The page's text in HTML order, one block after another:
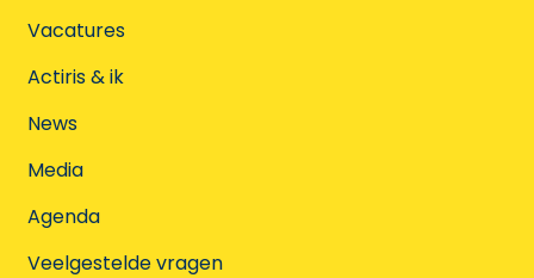
Vacatures
Actiris & ik
News
Media
Agenda
Veelgestelde vragen